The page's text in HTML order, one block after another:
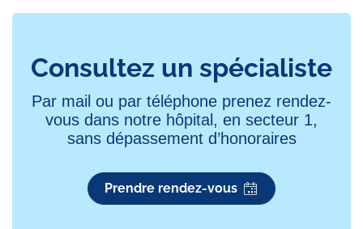
Consultez un spécialiste
Par mail ou par téléphone prenez rendez-
vous dans notre hôpital, en secteur 1,
sans dépassement d’honoraires
Prendre rendez-vous